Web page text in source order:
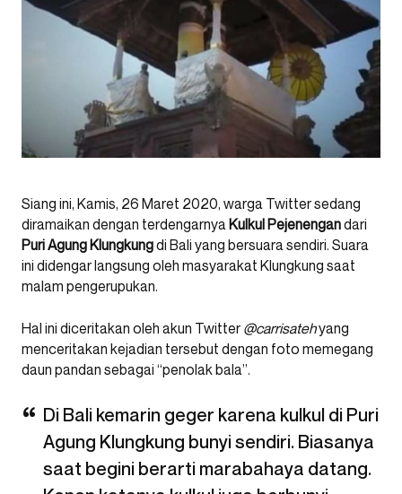
Siang ini, Kamis, 26 Maret 2020, warga Twitter sedang
diramaikan dengan terdengarnya Kulkul Pejenengandari
Puri Agung Klungkungdi Bali yang bersuara sendiri. Suara
ini didengar langsung oleh masyarakat Klungkung saat
malam pengerupukan.
Hal ini diceritakan oleh akun Twitter @carrisatehyang
menceritakan kejadian tersebut dengan foto memegang
daun pandan sebagai “penolak bala”.
Di Bali kemarin geger karena kulkul di Puri
Agung Klungkung bunyi sendiri. Biasanya
saat begini berarti marabahaya datang.